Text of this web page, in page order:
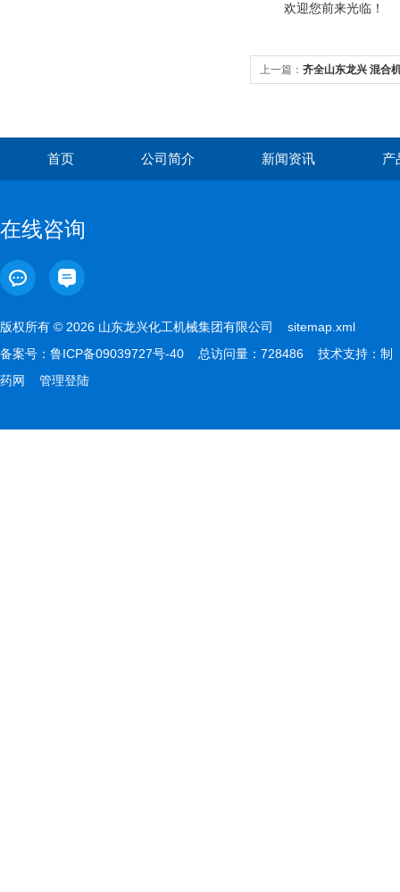
欢迎您前来光临！
上一篇： 齐全山东龙兴 混合
首页 公司简介 新闻资讯 产
在线咨询
版权所有 © 2026 山东龙兴化工机械集团有限公司 sitemap.xml
备案号： 鲁ICP备09039727号-40 总访问量：728486 技术支持： 制
药网
管理登陆